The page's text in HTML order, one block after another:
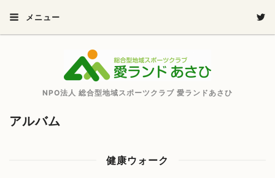
メニュー
NPO法人 総合型地域スポーツクラブ 愛ランドあさひ
アルバム
健康ウォーク